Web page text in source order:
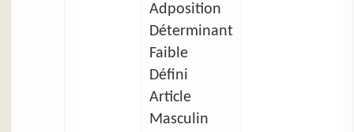
Adposition
Déterminant
Faible
Défini
Article
Masculin